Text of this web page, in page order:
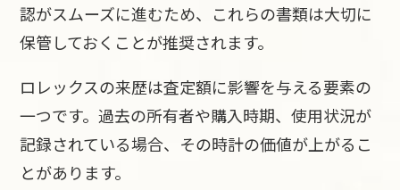
認がスムーズに進むため、これらの書類は大切に
保管しておくことが推奨されます。
ロレックスの来歴は査定額に影響を与える要素の
一つです。過去の所有者や購入時期、使用状況が
記録されている場合、その時計の価値が上がるこ
とがあります。